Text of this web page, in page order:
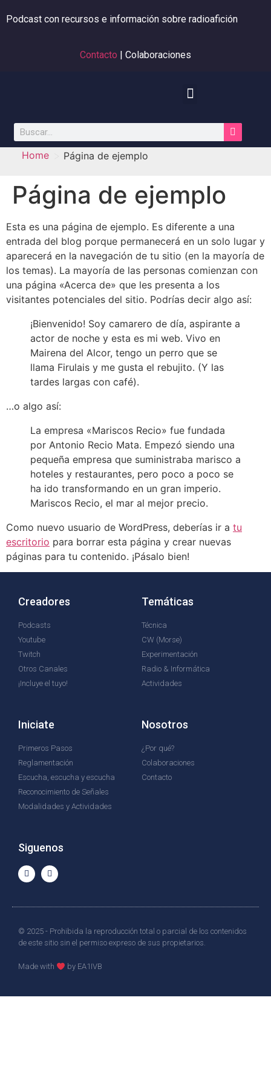
Podcast con recursos e información sobre radioafición
Contacto | Colaboraciones
Home Página de ejemplo
Página de ejemplo
Esta es una página de ejemplo. Es diferente a una
entrada del blog porque permanecerá en un solo lugar y
aparecerá en la navegación de tu sitio (en la mayoría de
los temas). La mayoría de las personas comienzan con
una página «Acerca de» que les presenta a los
visitantes potenciales del sitio. Podrías decir algo así:
¡Bienvenido! Soy camarero de día, aspirante a
actor de noche y esta es mi web. Vivo en
Mairena del Alcor, tengo un perro que se
llama Firulais y me gusta el rebujito. (Y las
tardes largas con café).
…o algo así:
La empresa «Mariscos Recio» fue fundada
por Antonio Recio Mata. Empezó siendo una
pequeña empresa que suministraba marisco a
hoteles y restaurantes, pero poco a poco se
ha ido transformando en un gran imperio.
Mariscos Recio, el mar al mejor precio.
Como nuevo usuario de WordPress, deberías ir a tu
escritorio para borrar esta página y crear nuevas
páginas para tu contenido. ¡Pásalo bien!
Creadores
Podcasts
Youtube
Twitch
Otros Canales
¡Incluye el tuyo!
Temáticas
Técnica
CW (Morse)
Experimentación
Radio & Informática
Actividades
Iniciate
Primeros Pasos
Reglamentación
Escucha, escucha y escucha
Reconocimiento de Señales
Modalidades y Actividades
Nosotros
¿Por qué?
Colaboraciones
Contacto
Siguenos
© 2025 - Prohibida la reproducción total o parcial de los contenidos
de este sitio sin el permiso expreso de sus propietarios.
Made with by EA1IVB